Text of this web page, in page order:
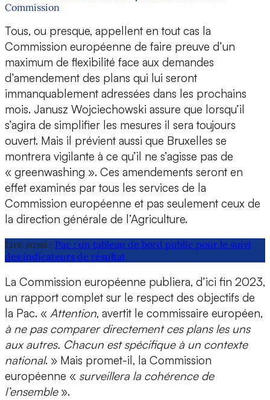
Commission
Tous, ou presque, appellent en tout cas la
Commission européenne de faire preuve d’un
maximum de flexibilité face aux demandes
d’amendement des plans qui lui seront
immanquablement adressées dans les prochains
mois. Janusz Wojciechowski assure que lorsqu’il
s’agira de simplifier les mesures il sera toujours
ouvert. Mais il prévient aussi que Bruxelles se
montrera vigilante à ce qu’il ne s’agisse pas de
« greenwashing ». Ces amendements seront en
effet examinés par tous les services de la
Commission européenne et pas seulement ceux de
la direction générale de l’Agriculture.
Lire aussi : Pac : un tableau de bord public pour le suivi
des indicateurs de résultat
La Commission européenne publiera, d’ici fin 2023,
un rapport complet sur le respect des objectifs de
la Pac. « Attention, avertit le commissaire européen,
à ne pas comparer directement ces plans les uns
aux autres. Chacun est spécifique à un contexte
national. » Mais promet-il, la Commission
européenne « surveillera la cohérence de
l’ensemble ».